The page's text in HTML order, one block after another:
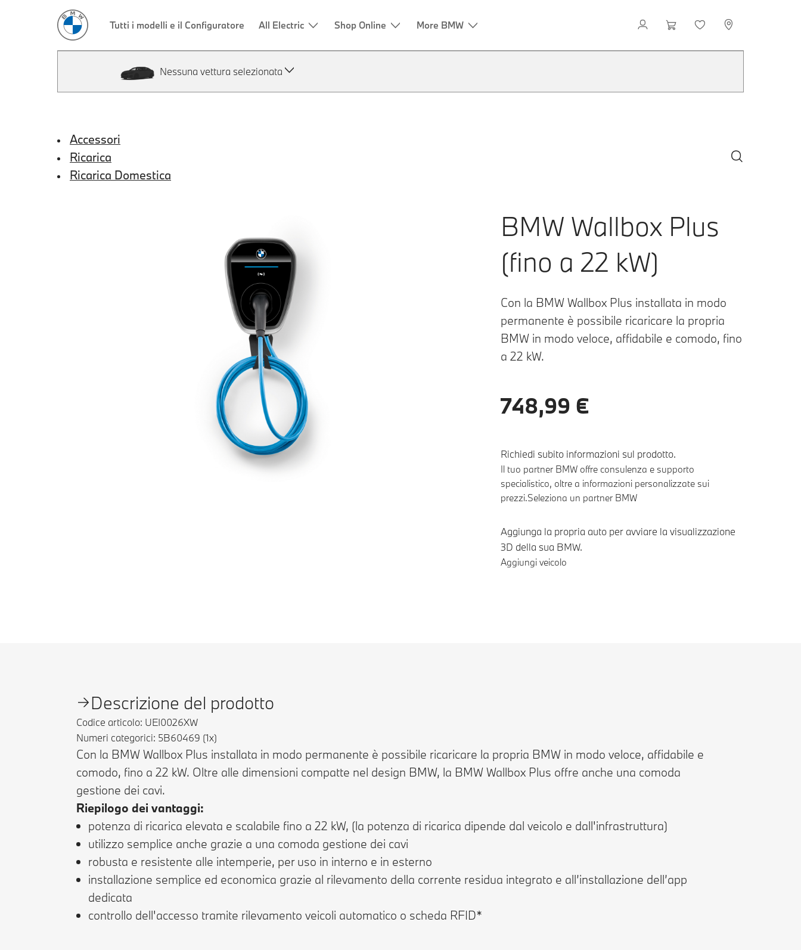
Nessuna vettura selezionata
Accessori
Ricarica
Ricarica Domestica
BMW Wallbox Plus
(fino a 22 kW)
Con la BMW Wallbox Plus installata in modo
permanente è possibile ricaricare la propria
BMW in modo veloce, affidabile e comodo, fino
a 22 kW.
748,99 €
Richiedi subito informazioni sul prodotto.
Il tuo partner BMW offre consulenza e supporto
specialistico, oltre a informazioni personalizzate sui
prezzi.Seleziona un partner BMW
Aggiunga la propria auto per avviare la visualizzazione
3D della sua BMW.
Aggiungi veicolo
Descrizione del prodotto
Codice articolo: UEI0026XW
Numeri categorici: 5B60469 (1x)
Con la BMW Wallbox Plus installata in modo permanente è possibile ricaricare la propria BMW in modo veloce, affidabile e
comodo, fino a 22 kW. Oltre alle dimensioni compatte nel design BMW, la BMW Wallbox Plus offre anche una comoda
gestione dei cavi.
Riepilogo dei vantaggi:
potenza di ricarica elevata e scalabile fino a 22 kW, (la potenza di ricarica dipende dal veicolo e dall'infrastruttura)
utilizzo semplice anche grazie a una comoda gestione dei cavi
robusta e resistente alle intemperie, per uso in interno e in esterno
installazione semplice ed economica grazie al rilevamento della corrente residua integrato e all’installazione dell’app
dedicata
controllo dell'accesso tramite rilevamento veicoli automatico o scheda RFID*